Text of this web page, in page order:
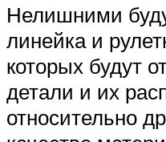
Нелишними
линейка и
которых будут
детали и их
относительно